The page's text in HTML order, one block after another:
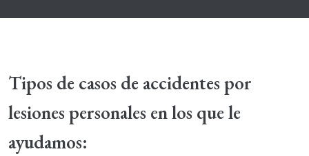
Tipos de casos de accidentes por
lesiones personales en los que le
ayudamos: